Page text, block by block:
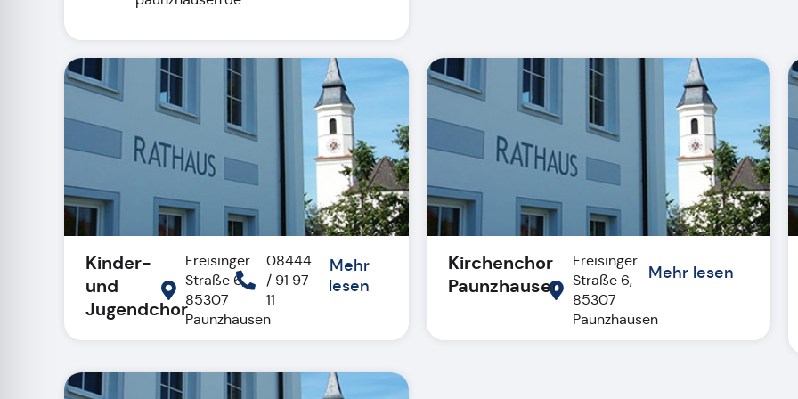
Kinder-
und
Jugendchor
Freisinger
Straße 6,
85307
Paunzhausen
08444
/ 91 97
11
Mehr
lesen
Kirchenchor
Paunzhausen
Freisinger
Straße 6,
85307
Paunzhausen
Mehr lesen